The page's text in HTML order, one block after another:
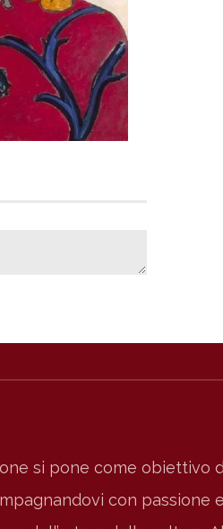
si pone come obiettivo
con passione